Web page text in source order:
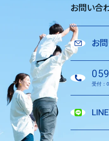
お問い合
お
受付：